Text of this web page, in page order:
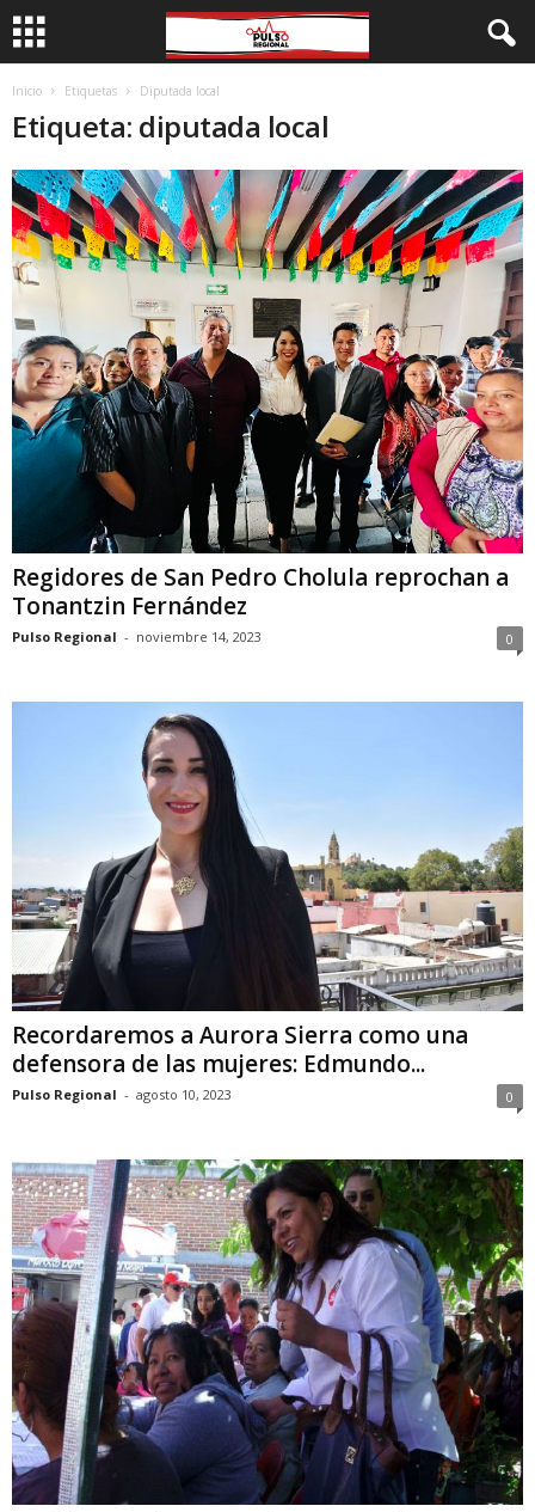
Inicio Etiquetas Diputada local
Etiqueta: diputada local
Regidores de San Pedro Cholula reprochan a
Tonantzin Fernández
Pulso Regional - noviembre 14, 2023 0
Recordaremos a Aurora Sierra como una
defensora de las mujeres: Edmundo...
Pulso Regional - agosto 10, 2023 0